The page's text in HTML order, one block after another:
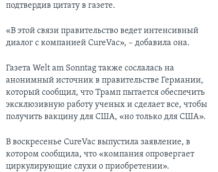
подтвердив цитату в газете.
«В этой связи правительство ведет интенсивный
диалог с компанией CureVac», – добавила она.
Газета Welt am Sonntag также сослалась на
анонимный источник в правительстве Германии,
который сообщил, что Трамп пытается обеспечить
эксклюзивную работу ученых и сделает все, чтобы
получить вакцину для США, «но только для США».
В воскресенье CureVac выпустила заявление, в
котором сообщила, что «компания опровергает
циркулирующие слухи о приобретении».